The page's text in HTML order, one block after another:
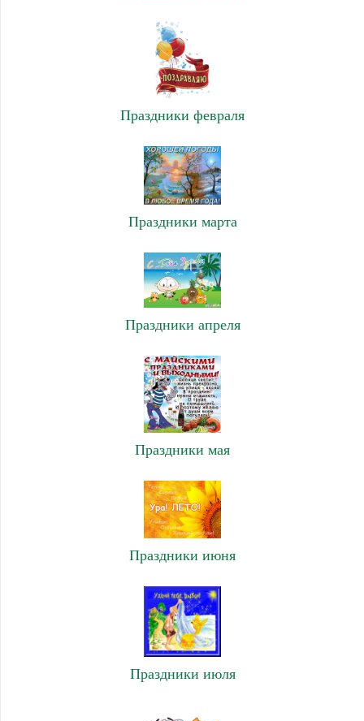
Праздники февраля
Праздники марта
Праздники апреля
Праздники мая
Праздники июня
Праздники июля